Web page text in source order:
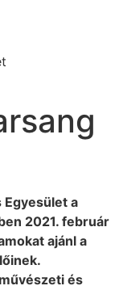
Egyesület a
2021. február
ajánl a
és